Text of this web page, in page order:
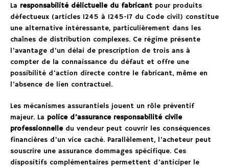
La responsabilité délictuelle du fabricant pour produits
défectueux (articles 1245 à 1245-17 du Code civil) constitue
une alternative intéressante, particulièrement dans les
chaînes de distribution complexes. Ce régime présente
l’avantage d’un délai de prescription de trois ans à
compter de la connaissance du défaut et offre une
possibilité d’action directe contre le fabricant, même en
l’absence de lien contractuel.
Les mécanismes assurantiels jouent un rôle préventif
majeur. La police d’assurance responsabilité civile
professionnelledu vendeur peut couvrir les conséquences
financières d’un vice caché. Parallèlement, l’acheteur peut
souscrire une assurance dommages spécifique. Ces
dispositifs complémentaires permettent d’anticiper le